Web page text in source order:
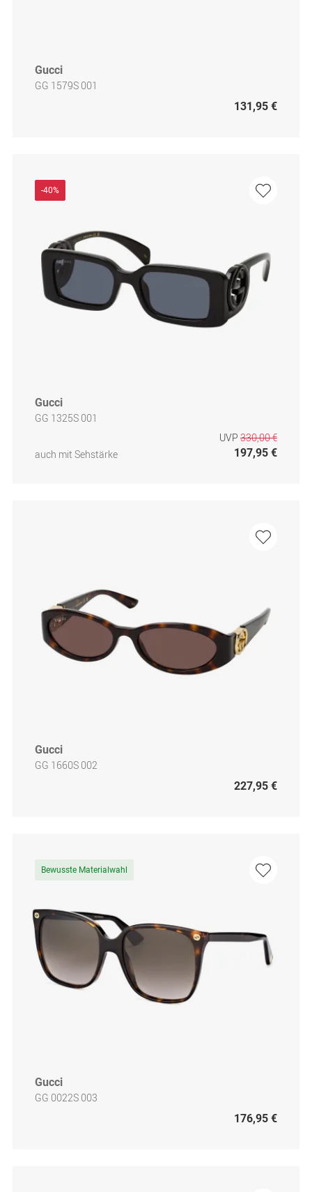
Gucci
GG 1579S 001
131,95 €
-40%
Gucci
GG 1325S 001
auch mit Sehstärke
UVP 330,00 €
197,95 €
Gucci
GG 1660S 002
227,95 €
Bewusste Materialwahl
Gucci
GG 0022S 003
176,95 €